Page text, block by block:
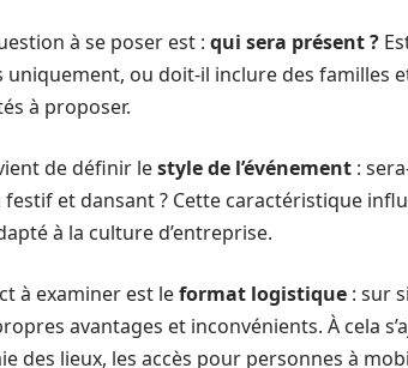
à se poser est : qui sera présent ?
ou doit-il inclure des familles
à proposer.
de définir lestyle de l’événement :
et dansant ? Cette caractéristique
à la culture d’entreprise.
à examiner est leformat logistique : sur
avantages et inconvénients. À cela
des lieux, les accès pour personnes à